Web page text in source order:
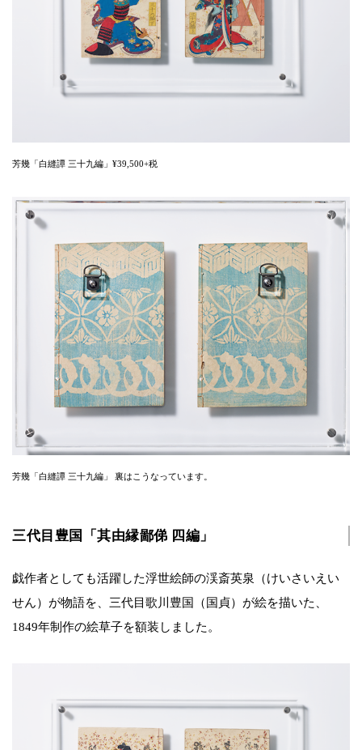
芳幾「白縫譚 三十九編」¥39,500+税
芳幾「白縫譚 三十九編」 裏はこうなっています。
三代目豊国「其由縁鄙俤 四編」
戯作者としても活躍した浮世絵師の渓斎英泉（けいさいえい
せん）が物語を、三代目歌川豊国（国貞）が絵を描いた、
1849年制作の絵草子を額装しました。